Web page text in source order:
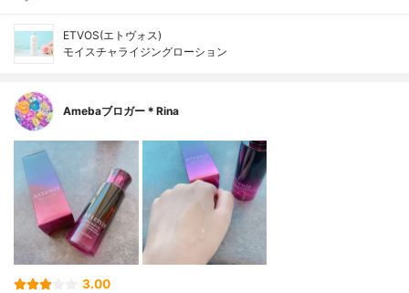
ETVOS(エトヴォス)
モイスチャライジングローション
Amebaブロガー＊Rina
3.00